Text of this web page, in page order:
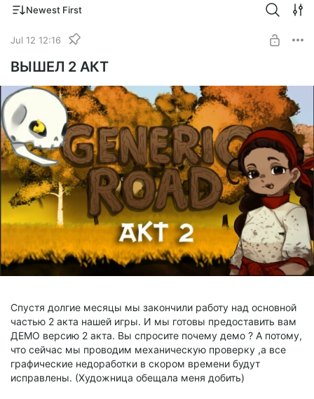
Newest First
Jul 12 12:16
ВЫШЕЛ 2 АКТ
Спустя долгие месяцы мы закончили работу над основной
частью 2 акта нашей игры. И мы готовы предоставить вам
ДЕМО версию 2 акта. Вы спросите почему демо ? А потому,
что сейчас мы проводим механическую проверку ,а все
графические недоработки в скором времени будут
исправлены. (Художница обещала меня добить)